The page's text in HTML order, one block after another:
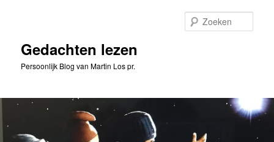
Gedachten lezen
Persoonlijk Blog van Martin Los pr.